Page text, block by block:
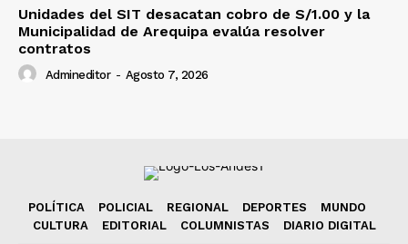
Unidades del SIT desacatan cobro de S/1.00 y la
Municipalidad de Arequipa evalúa resolver
contratos
Admineditor - Agosto 7, 2026
POLÍTICA POLICIAL REGIONAL DEPORTES
MUNDO
CULTURA
EDITORIAL COLUMNISTAS DIARIO DIGITAL